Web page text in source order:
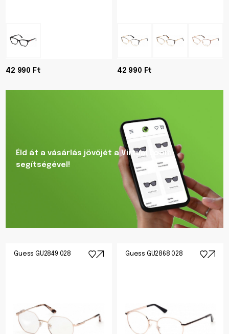
42 990 Ft 42 990 Ft
Éld át a vásárlás jövőjét a Virtual room
segítségével!
Guess GU2849 028 Guess GU2868 028